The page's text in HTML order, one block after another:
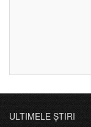
ULTIMELE ȘTIRI